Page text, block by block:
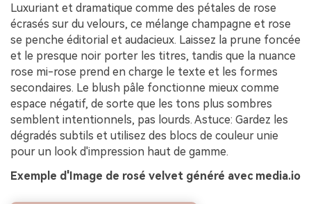
Luxuriant et dramatique comme des pétales de rose
écrasés sur du velours, ce mélange champagne et rose
se penche éditorial et audacieux. Laissez la prune foncée
et le presque noir porter les titres, tandis que la nuance
rose mi-rose prend en charge le texte et les formes
secondaires. Le blush pâle fonctionne mieux comme
espace négatif, de sorte que les tons plus sombres
semblent intentionnels, pas lourds. Astuce: Gardez les
dégradés subtils et utilisez des blocs de couleur unie
pour un look d'impression haut de gamme.
Exemple d'Image de rosé velvet généré avec media.io